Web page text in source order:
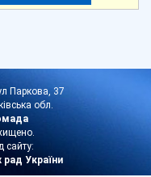
Паркова, 37
обл.
сайту:
рад України